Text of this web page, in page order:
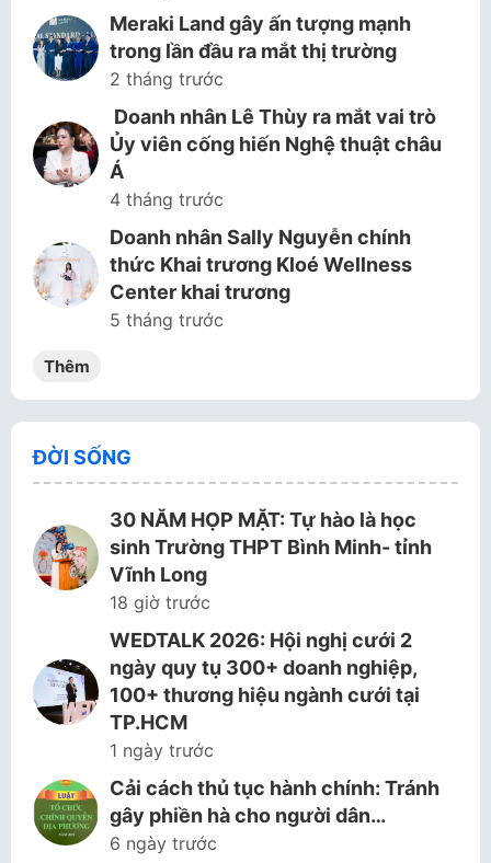
Meraki Land gây ấn tượng mạnh
trong lần đầu ra mắt thị trường
2 tháng trước
Doanh nhân Lê Thùy ra mắt vai trò
Ủy viên cống hiến Nghệ thuật châu
Á
4 tháng trước
Doanh nhân Sally Nguyễn chính
thức Khai trương Kloé Wellness
Center khai trương
5 tháng trước
Thêm
ĐỜI SỐNG
30 NĂM HỌP MẶT: Tự hào là học
sinh Trường THPT Bình Minh- tỉnh
Vĩnh Long
18 giờ trước
WEDTALK 2026: Hội nghị cưới 2
ngày quy tụ 300+ doanh nghiệp,
100+ thương hiệu ngành cưới tại
TP.HCM
1 ngày trước
Cải cách thủ tục hành chính: Tránh
gây phiền hà cho người dân…
6 ngày trước